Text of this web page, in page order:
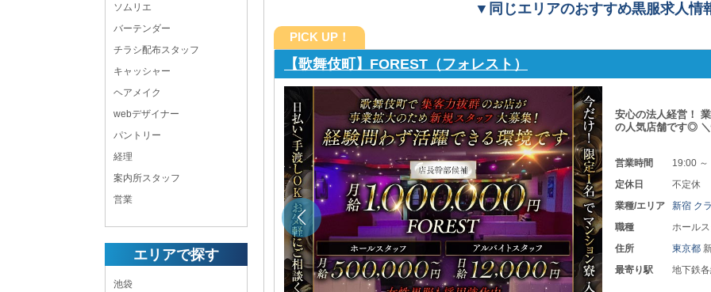
ソムリエ
バーテンダー
チラシ配布スタッフ
キャッシャー
ヘアメイク
webデザイナー
パントリー
経理
案内所スタッフ
営業
エリアで探す
池袋
▼同じエリアのおすすめ黒服求人情
PICK UP！
営！ 業績好調につき全国展開計画中！ 歌舞伎町
新宿 クラブボーイ・黒服求人
ホールスタッフ,店長・幹部候補
新宿区歌舞伎町1-6-14 東通ビル2F
BOULEVARD（ボリバード）
＼業界経験の有無は
職場です！ 《掛け
営業時間
20:00 ～
定休日
不定休
業種/エリア
銀座 ク
職種
ホール
住所
東京都
最寄り駅
各線「